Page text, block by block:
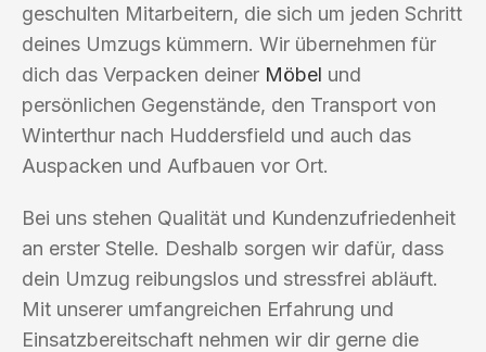
geschulten Mitarbeitern, die sich um jeden Schritt
deines Umzugs kümmern. Wir übernehmen für
dich das Verpacken deiner Möbel und
persönlichen Gegenstände, den Transport von
Winterthur nach Huddersfield und auch das
Auspacken und Aufbauen vor Ort.
Bei uns stehen Qualität und Kundenzufriedenheit
an erster Stelle. Deshalb sorgen wir dafür, dass
dein Umzug reibungslos und stressfrei abläuft.
Mit unserer umfangreichen Erfahrung und
Einsatzbereitschaft nehmen wir dir gerne die